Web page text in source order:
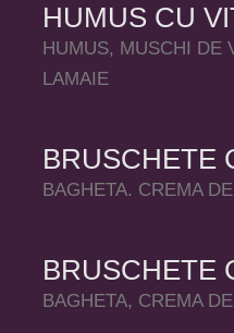
HUMUS CU
HUMUS, MUSCHI DE
LAMAIE
BRUSCHETE
BAGHETA. CREMA
BRUSCHETE
BAGHETA, CREMA